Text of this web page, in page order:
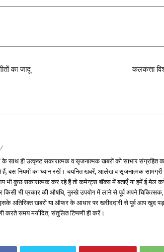
का जादू कलकत्ता
साथ ही उत्कृष्ट सकारात्मक व सृजनात्मक खबरों को साभार
बस नियमों का ध्यान रखें। चयनित खबरें, आलेख व सृजनात्मक सामग्री
भी कुछ सकारात्मक कर रहे हैं तो कमेन्ट्स बॉक्स में बताएँ या हमें ई मेल
भी प्रकार की औषधि, नुस्खे उपयोग में लाने से पूर्व अपने चिकित्सक,
अतिरिक्त खबरों या ऑफर के आधार पर खरीददारी से पूर्व आप खुद
करते समय मर्यादित, संतुलित टिप्पणी ही करें।